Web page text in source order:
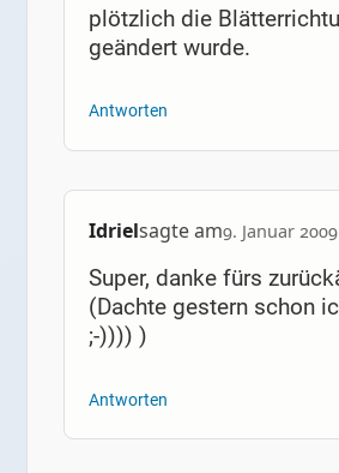
plötzlich die
geändert wurde.
Antworten
Idrielsagte am9. Januar
Super, danke fürs
(Dachte gestern schon
;-)))) )
Antworten